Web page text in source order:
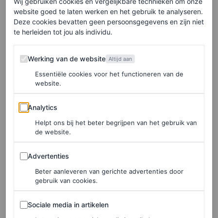
LEES OOK
Mode was altijd al politiek, maar het
activisme is zichtbaarder dan ooit
LOIS LAVERNE
Goede doelen om te
steunen
Heb jij het gevoel dat je iets wil doen om de mensen in
Soedan te helpen? Wij hebben een aantal goede doelen
opgesomd die zich daadwerkelijk inzetten voor de
burgers aldaar.
website goed te laten werken en het gebruik te analyseren.
Deze cookies bevatten geen persoonsgegevens en zijn niet
te herleiden tot jou als individu.
Werking van de website
Werking van de website Altijd aan
Essentiële cookies voor het functioneren van de
website.
Analytics
Analytics
Helpt ons bij het beter begrijpen van het gebruik van
de website.
Advertenties
Advertenties
Beter aanleveren van gerichte advertenties door
gebruik van cookies.
Sociale media in artikelen
Sociale media in artikelen